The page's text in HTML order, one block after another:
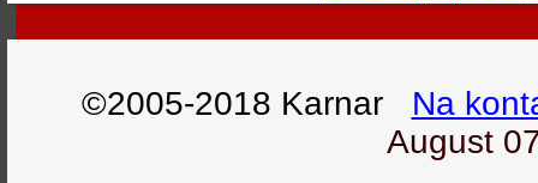
©2005-2018 Karnar Na
August